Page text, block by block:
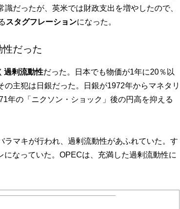
だったが、英米では財政支出を増やしたので、
スタグフレーションになった。
だった
過剰流動性だった。日本でも物価が1年に20％以
の主犯は日銀だった。日銀が1972年からマネタリ
年の「ニクソン・ショック」後の円高を抑える
ラマキが行われ、過剰流動性があふれていた。す
なっていた。OPECは、充満した過剰流動性に